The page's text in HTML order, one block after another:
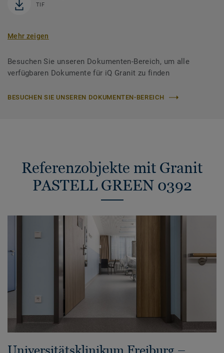
TIF
Mehr zeigen
Besuchen Sie unseren Dokumenten-Bereich, um alle
verfügbaren Dokumente für iQ Granit zu finden
BESUCHEN SIE UNSEREN DOKUMENTEN-BEREICH
Referenzobjekte mit Granit
PASTELL GREEN 0392
Universitätsklinikum Freiburg –